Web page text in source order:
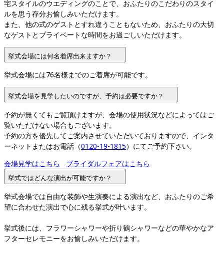
宅スタイルのウエディングのことで、おふたりのこだわりのスタイ
ルを思う存分お愉しみいただけます。
また、他の式のゲストとすれ違うこともないため、おふたりの大切
なゲストとプライベートな時間をお過ごしいただけます。
挙式会場には何名着席出来ますか？
挙式会場には76名様までのご着席が可能です。
挙式会場を見学したいのですが、予約は必要ですか？
予約が無くてもご覧頂けますが、会場の使用状況などによってはご
覧いただけない場合もございます。
予約の方を優先してご案内させていただいておりますので、インタ
ーネットまたはお電話（0120-19-1815）にてご予約下さい。
会場見学はこちら
ブライダルフェアはこちら
挙式ではどんな演出が可能ですか？
挙式会場では自由な装飾や生演奏による演出など、おふたりのご希
望に合わせた演出で心に残る挙式が叶います。
挙式後には、フラワーシャワーや折り鶴シャワーなどの華やかなア
フターセレモニーをお愉しみいただけます。